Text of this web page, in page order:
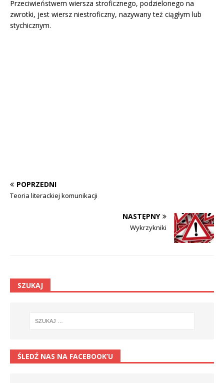
Przeciwieństwem wiersza stroficznego, podzielonego na
zwrotki, jest wiersz niestroficzny, nazywany też ciągłym lub
stychicznym.
POPRZEDNI
Teoria literackiej komunikacji
NASTĘPNY
Wykrzykniki
SZUKAJ
ŚLEDŹ NAS NA FACEBOOK’U